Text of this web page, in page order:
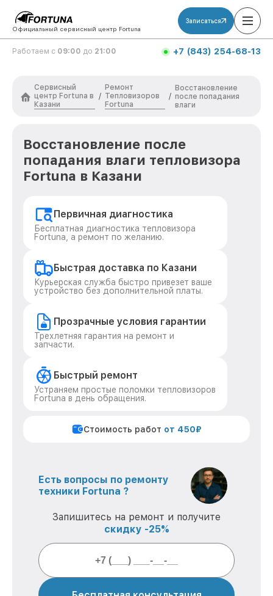
Официальный сервисный центр Fortuna
Записаться
Работаем с 09:00 до 21:00 +7 (843) 254-68-13
Сервисный
центр Fortuna в
Казани
/
Ремонт
Тепловизоров
Fortuna
/
Восстановление
после попадания
влаги
Восстановление после
попадания влаги тепловизора
Fortuna в Казани
Первичная диагностика
Бесплатная диагностика тепловизора
Fortuna, а ремонт по желанию.
Быстрая доставка по Казани
Курьерская служба быстро привезет ваше
устройство без дополнительной платы.
Прозрачные условия гарантии
Трехлетняя гарантия на ремонт и
запчасти.
Быстрый ремонт
Устраняем простые поломки тепловизоров
Fortuna в день обращения.
Стоимость работ от 450₽
Есть вопросы по ремонту
техники Fortuna ?
Запишитесь на ремонт и получите
скидку -25%